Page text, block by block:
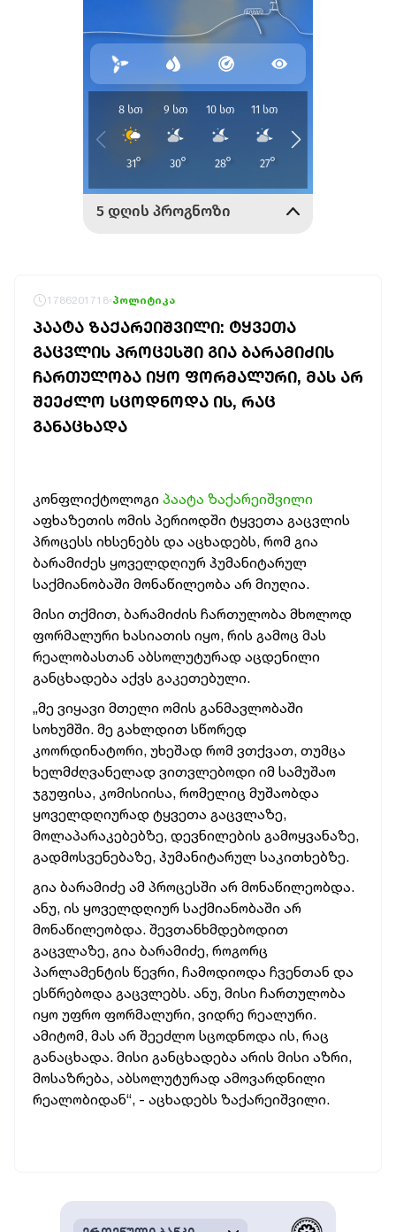
1786201718 პოლიტიკა
ᲞᲐᲐᲢᲐ ᲖᲐᲥᲐᲠᲔᲘᲨᲕᲘᲚᲘ: ᲢᲧᲕᲔᲗᲐ
ᲒᲐᲪᲕᲚᲘᲡ ᲞᲠᲝᲪᲔᲡᲨᲘ ᲒᲘᲐ ᲑᲐᲠᲐᲛᲘᲫᲘᲡ
ᲩᲐᲠᲗᲣᲚᲝᲑᲐ ᲘᲧᲝ ᲤᲝᲠᲛᲐᲚᲣᲠᲘ, ᲛᲐᲡ ᲐᲠ
ᲨᲔᲔᲫᲚᲝ ᲡᲪᲝᲓᲜᲝᲓᲐ ᲘᲡ, ᲠᲐᲪ
ᲒᲐᲜᲐᲪᲮᲐᲓᲐ
კონფლიქტოლოგი პაატა ზაქარეიშვილი
აფხაზეთის ომის პერიოდში ტყვეთა გაცვლის
პროცესს იხსენებს და აცხადებს, რომ გია
ბარამიძეს ყოველდღიურ ჰუმანიტარულ
საქმიანობაში მონაწილეობა არ მიუღია.
მისი თქმით, ბარამიძის ჩართულობა მხოლოდ
ფორმალური ხასიათის იყო, რის გამოც მას
რეალობასთან აბსოლუტურად აცდენილი
განცხადება აქვს გაკეთებული.
„მე ვიყავი მთელი ომის განმავლობაში
სოხუმში. მე გახლდით სწორედ
კოორდინატორი, უხეშად რომ ვთქვათ, თუმცა
ხელმძღვანელად ვითვლებოდი იმ სამუშაო
ჯგუფისა, კომისიისა, რომელიც მუშაობდა
ყოველდღიურად ტყვეთა გაცვლაზე,
მოლაპარაკებებზე, დევნილების გამოყვანაზე,
გადმოსვენებაზე, ჰუმანიტარულ საკითხებზე.
გია ბარამიძე ამ პროცესში არ მონაწილეობდა.
ანუ, ის ყოველდღიურ საქმიანობაში არ
მონაწილეობდა. შევთანხმდებოდით
გაცვლაზე, გია ბარამიძე, როგორც
პარლამენტის წევრი, ჩამოდიოდა ჩვენთან და
ესწრებოდა გაცვლებს. ანუ, მისი ჩართულობა
იყო უფრო ფორმალური, ვიდრე რეალური.
ამიტომ, მას არ შეეძლო სცოდნოდა ის, რაც
განაცხადა. მისი განცხადება არის მისი აზრი,
მოსაზრება, აბსოლუტურად ამოვარდნილი
რეალობიდან“, - აცხადებს ზაქარეიშვილი.